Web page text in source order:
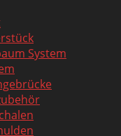
System